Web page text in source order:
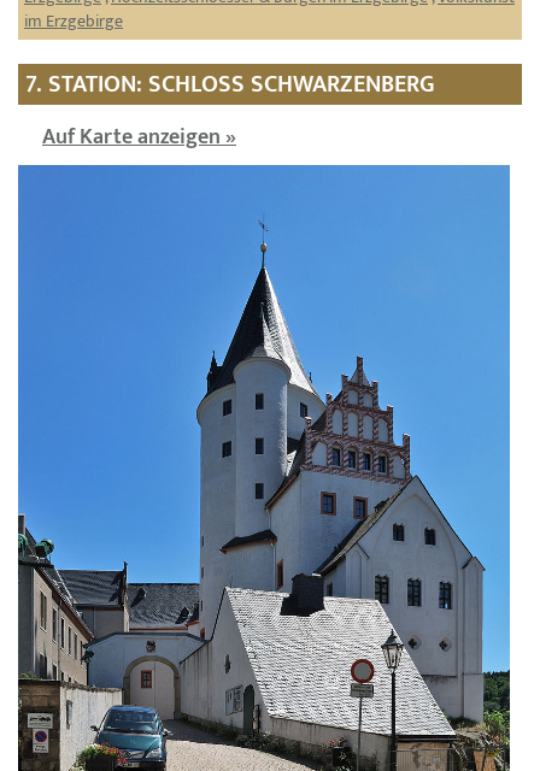
im Erzgebirge
7. STATION: SCHLOSS SCHWARZENBERG
Auf Karte anzeigen »